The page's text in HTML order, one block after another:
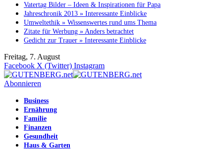
Vatertag Bilder – Ideen & Inspirationen für Papa
Jahreschronik 2013 » Interessante Einblicke
Umweltethik » Wissenswertes rund ums Thema
Zitate für Werbung » Anders betrachtet
Gedicht zur Trauer » Interessante Einblicke
Freitag, 7. August
Facebook X (Twitter) Instagram
Abonnieren
Business
Ernährung
Familie
Finanzen
Gesundheit
Haus & Garten